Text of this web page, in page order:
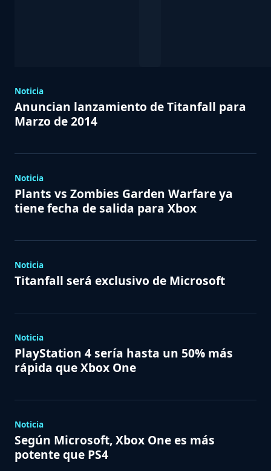
Noticia
Anuncian lanzamiento de Titanfall para
Marzo de 2014
Noticia
Plants vs Zombies Garden Warfare ya
tiene fecha de salida para Xbox
Noticia
Titanfall será exclusivo de Microsoft
Noticia
PlayStation 4 sería hasta un 50% más
rápida que Xbox One
Noticia
Según Microsoft, Xbox One es más
potente que PS4